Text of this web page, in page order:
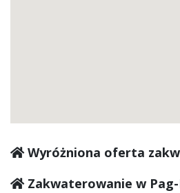
Wyróżniona oferta
Zakwaterowanie w Pag-